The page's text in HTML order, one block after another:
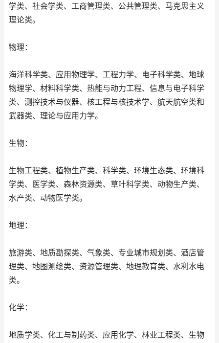
学类、社会学类、工商管理类、公共管理类、马克思主义
理论类。
物理：
海洋科学类、应用物理学、工程力学、电子科学类、地球
物理学、材料科学类、热能与动力工程、信息与电子科学
类、测控技术与仪器、核工程与核技术学、航天航空类和
武器类、理论与应用力学。
生物：
生物工程类、植物生产类、科学类、环境生态类、环境科
学类、医学类、森林资源类、草叶科学类、动物生产类、
水产类、动物医学类。
地理：
旅游类、地质勘探类、气象类、专业城市规划类、酒店管
理类、地图测绘类、资源管理类、地理教育类、水利水电
类。
化学：
地质学类、化工与制药类、应用化学、林业工程类、生物